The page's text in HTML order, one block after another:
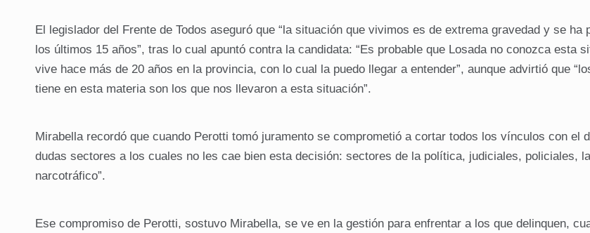
El legislador del Frente de Todos aseguró que “la situación que vivimos es de extrema gravedad y se ha
los últimos 15 años”, tras lo cual apuntó contra la candidata: “Es probable que Losada no conozca esta
vive hace más de 20 años en la provincia, con lo cual la puedo llegar a entender”, aunque advirtió que
tiene en esta materia son los que nos llevaron a esta situación”.
Mirabella recordó que cuando Perotti tomó juramento se comprometió a cortar todos los vínculos con el
dudas sectores a los cuales no les cae bien esta decisión: sectores de la política, judiciales, policiales,
narcotráfico”.
Ese compromiso de Perotti, sostuvo Mirabella, se ve en la gestión para enfrentar a los que delinquen,